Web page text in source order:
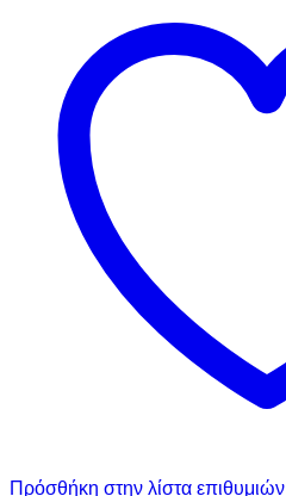
Πρόσθήκη στην λίστα επιθυμιών